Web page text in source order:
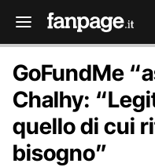
GoFundMe
Chalhy:
quello di cui
bisogno”